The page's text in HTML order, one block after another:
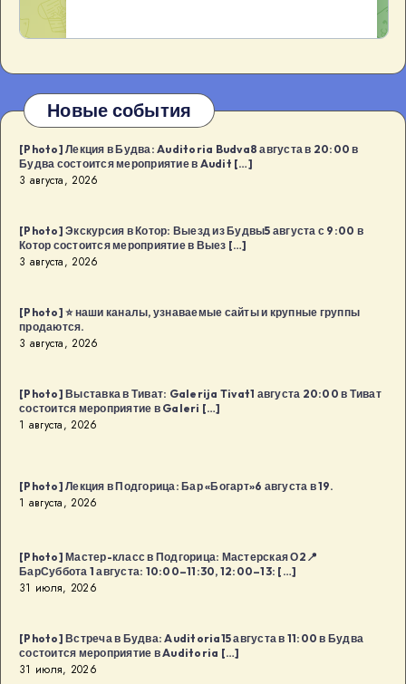
Новые события
[Photo] Лекция в Будва: Auditoria Budva8 августа в 20:00 в
Будва состоится мероприятие в Audit […]
3 августа, 2026
[Photo] Экскурсия в Котор: Выезд из Будвы5 августа с 9:00 в
Котор состоится мероприятие в Выез […]
3 августа, 2026
[Photo] ⭐️ наши каналы, узнаваемые сайты и крупные группы
продаются.
3 августа, 2026
[Photo] Выставка в Тиват: Galerija Tivat1 августа 20:00 в Тиват
состоится мероприятие в Galeri […]
1 августа, 2026
[Photo] Лекция в Подгорица: Бар «Богарт»6 августа в 19.
1 августа, 2026
[Photo] Мастер-класс в Подгорица: Мастерская О2📍
БарСуббота 1 августа: 10:00–11:30, 12:00–13: […]
31 июля, 2026
[Photo] Встреча в Будва: Auditoria15 августа в 11:00 в Будва
состоится мероприятие в Auditoria […]
31 июля, 2026